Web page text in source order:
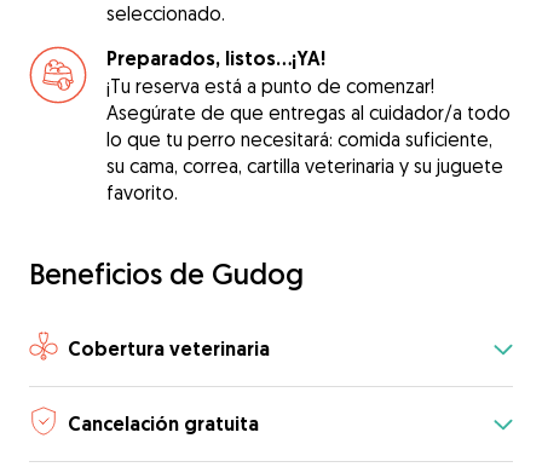
seleccionado.
Preparados, listos...¡YA!
¡Tu reserva está a punto de comenzar!
Asegúrate de que entregas al cuidador/a todo
lo que tu perro necesitará: comida suficiente,
su cama, correa, cartilla veterinaria y su juguete
favorito.
Beneficios de Gudog
Cobertura veterinaria
Cancelación gratuita